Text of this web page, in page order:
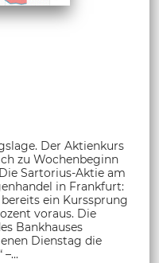
Der Aktienkurs
zu Wochenbeginn
Sartorius-Aktie am
in Frankfurt:
bereits ein Kurssprung
voraus. Die
Bankhauses
Dienstag die